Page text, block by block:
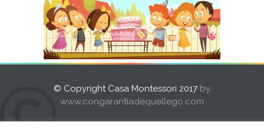
© Copyright Casa Montessori 2017 by
www.congarantiadequellego.com